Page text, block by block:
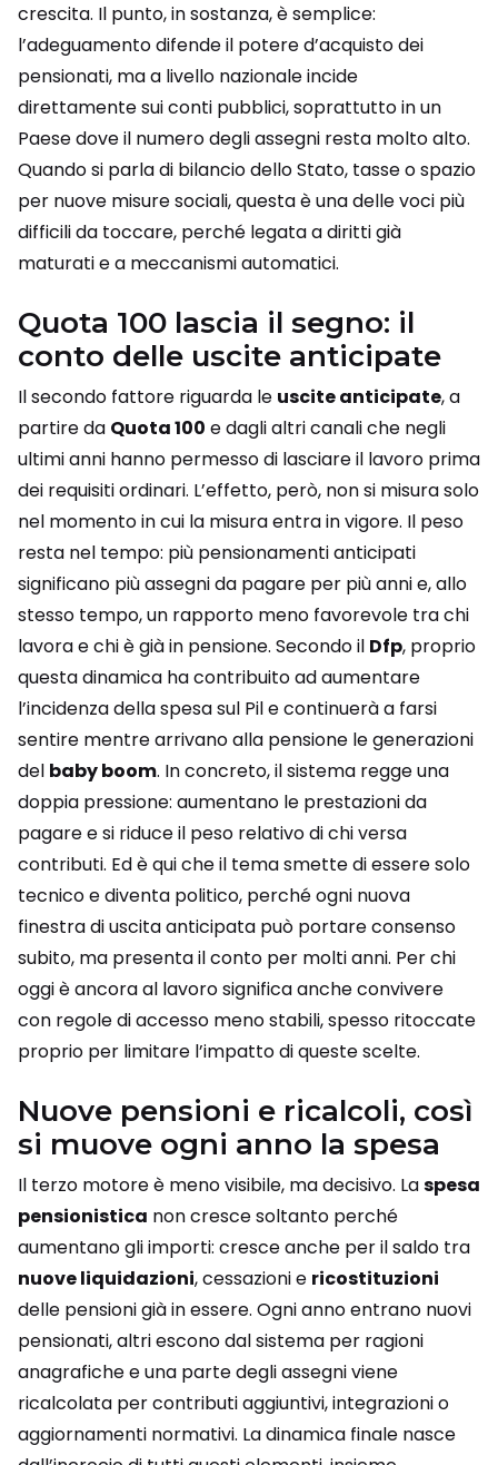
crescita. Il punto, in sostanza, è semplice:
l’adeguamento difende il potere d’acquisto dei
pensionati, ma a livello nazionale incide
direttamente sui conti pubblici, soprattutto in un
Paese dove il numero degli assegni resta molto alto.
Quando si parla di bilancio dello Stato, tasse o spazio
per nuove misure sociali, questa è una delle voci più
difficili da toccare, perché legata a diritti già
maturati e a meccanismi automatici.
Quota 100 lascia il segno: il
conto delle uscite anticipate
Il secondo fattore riguarda le uscite anticipate, a
partire da Quota 100 e dagli altri canali che negli
ultimi anni hanno permesso di lasciare il lavoro prima
dei requisiti ordinari. L’effetto, però, non si misura solo
nel momento in cui la misura entra in vigore. Il peso
resta nel tempo: più pensionamenti anticipati
significano più assegni da pagare per più anni e, allo
stesso tempo, un rapporto meno favorevole tra chi
lavora e chi è già in pensione. Secondo il Dfp, proprio
questa dinamica ha contribuito ad aumentare
l’incidenza della spesa sul Pil e continuerà a farsi
sentire mentre arrivano alla pensione le generazioni
del baby boom. In concreto, il sistema regge una
doppia pressione: aumentano le prestazioni da
pagare e si riduce il peso relativo di chi versa
contributi. Ed è qui che il tema smette di essere solo
tecnico e diventa politico, perché ogni nuova
finestra di uscita anticipata può portare consenso
subito, ma presenta il conto per molti anni. Per chi
oggi è ancora al lavoro significa anche convivere
con regole di accesso meno stabili, spesso ritoccate
proprio per limitare l’impatto di queste scelte.
Nuove pensioni e ricalcoli, così
si muove ogni anno la spesa
Il terzo motore è meno visibile, ma decisivo. Laspesa
pensionistica non cresce soltanto perché
aumentano gli importi: cresce anche per il saldo tra
nuove liquidazioni, cessazioni e ricostituzioni
delle pensioni già in essere. Ogni anno entrano nuovi
pensionati, altri escono dal sistema per ragioni
anagrafiche e una parte degli assegni viene
ricalcolata per contributi aggiuntivi, integrazioni o
aggiornamenti normativi. La dinamica finale nasce